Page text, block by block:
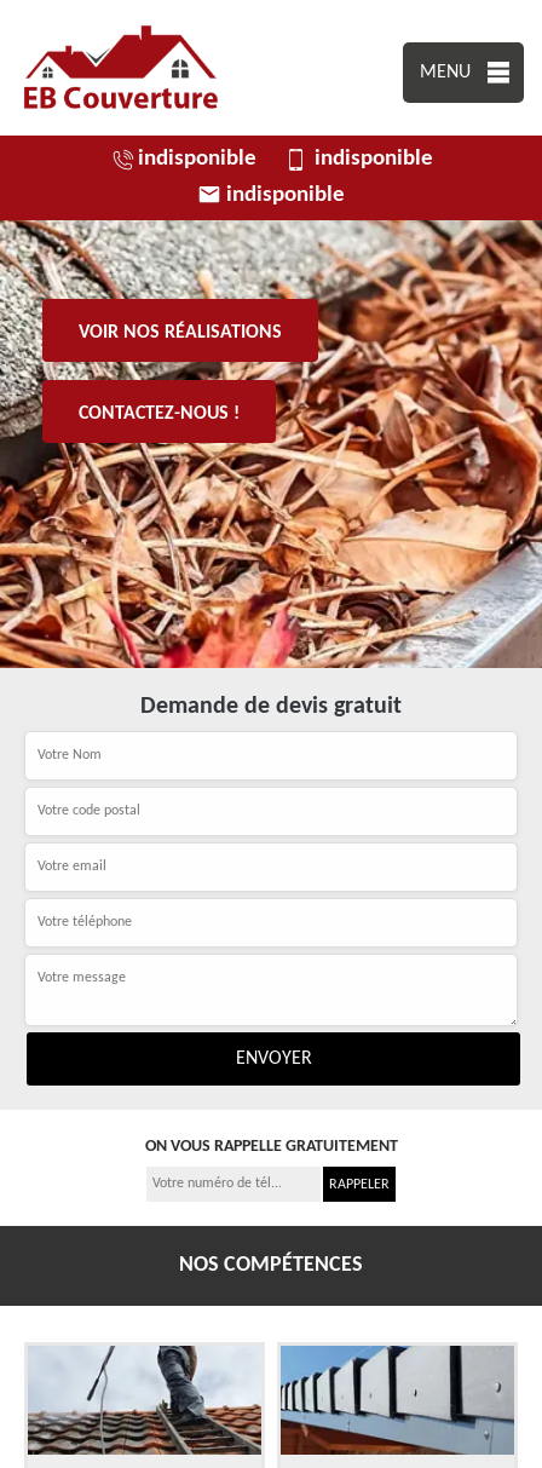
MENU
indisponible
indisponible
indisponible
VOIR NOS RÉALISATIONS
CONTACTEZ-NOUS !
Demande de devis gratuit
ON VOUS RAPPELLE GRATUITEMENT
NOS COMPÉTENCES